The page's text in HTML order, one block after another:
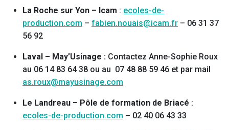
La Roche sur Yon – Icam : ecoles-de-
production.com – fabien.nouais@icam.fr – 06 31 37
56 92
Laval – May’Usinage : Contactez Anne-Sophie Roux
au 06 14 83 64 38 ou au 07 48 88 59 46 et par mail
as.roux@mayusinage.com
Le Landreau – Pôle de formation de Briacé :
ecoles-de-production.com – 02 40 06 43 33